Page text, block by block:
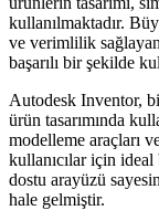
kullanılmaktadır.
ve verimlilik
başarılı bir şekilde
Autodesk Inventor,
ürün tasarımında
modelleme araçları
kullanıcılar için ideal
dostu arayüzü
hale gelmiştir.